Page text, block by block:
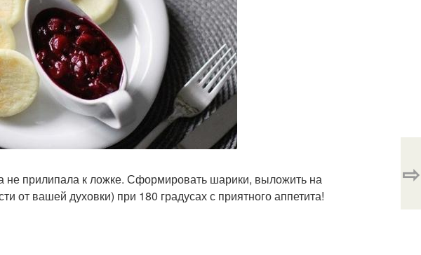
не прилипала к ложке. Сформировать шарики, выложить на
от вашей духовки) при 180 градусах с приятного аппетита!
⇨